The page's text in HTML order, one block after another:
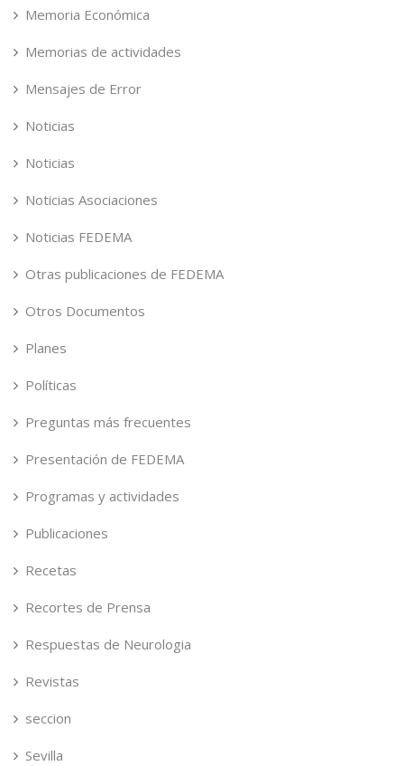
Memoria Económica
Memorias de actividades
Mensajes de Error
Noticias
Noticias
Noticias Asociaciones
Noticias FEDEMA
Otras publicaciones de FEDEMA
Otros Documentos
Planes
Políticas
Preguntas más frecuentes
Presentación de FEDEMA
Programas y actividades
Publicaciones
Recetas
Recortes de Prensa
Respuestas de Neurologia
Revistas
seccion
Sevilla